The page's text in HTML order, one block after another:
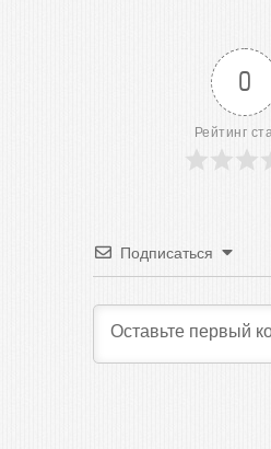
0
Рейтинг
Подписаться